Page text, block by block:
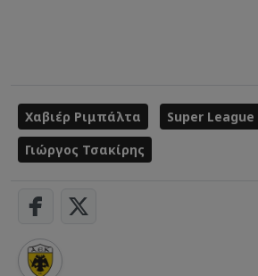
Χαβιέρ Ριμπάλτα
Super League
Γιώργος Τσακίρης